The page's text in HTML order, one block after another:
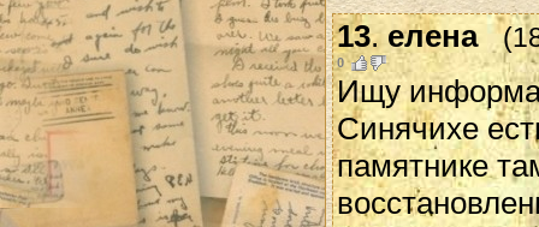
13. елена
0
Ищу
Синячихе
памятнике